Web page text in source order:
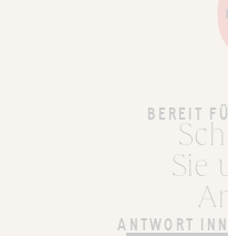
BEREIT
Sie
ANTWORT